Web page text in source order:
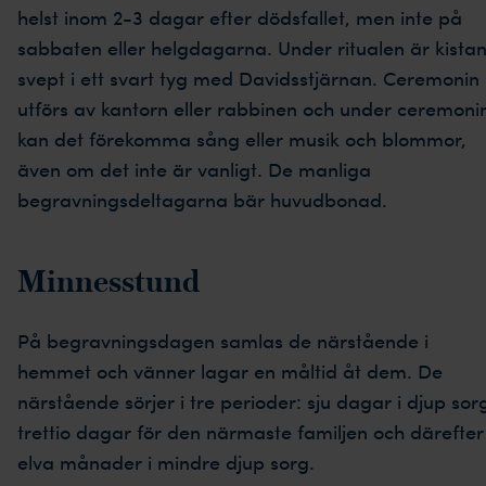
helst inom 2-3 dagar efter dödsfallet, men inte på
sabbaten eller helgdagarna. Under ritualen är kistan
svept i ett svart tyg med Davidsstjärnan. Ceremonin
utförs av kantorn eller rabbinen och under
kan det förekomma sång eller musik och blommor,
även om det inte är vanligt. De manliga
begravningsdeltagarna bär huvudbonad.
Minnesstund
På begravningsdagen samlas de närstående i
hemmet och vänner lagar en måltid åt dem. De
närstående sörjer i tre perioder: sju dagar i djup
trettio dagar för den närmaste familjen och därefter
elva månader i mindre djup sorg.